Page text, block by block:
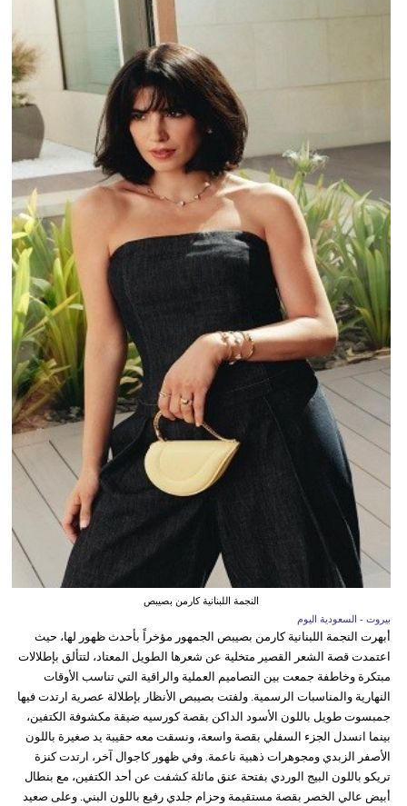
النجمة اللبنانية كارمن بصيبص
بيروت - السعودية اليوم
أبهرت النجمة اللبنانية كارمن بصيبص الجمهور مؤخراً بأحدث ظهور لها، حيث
اعتمدت قصة الشعر القصير متخلية عن شعرها الطويل المعتاد، لتتألق بإطلالات
مبتكرة وخاطفة جمعت بين التصاميم العملية والراقية التي تناسب الأوقات
النهارية والمناسبات الرسمية. ولفتت بصيبص الأنظار بإطلالة عصرية ارتدت فيها
جمبسوت طويل باللون الأسود الداكن بقصة كورسيه ضيقة مكشوفة الكتفين،
بينما انسدل الجزء السفلي بقصة واسعة، ونسقت معه حقيبة يد صغيرة باللون
الأصفر الزبدي ومجوهرات ذهبية ناعمة. وفي ظهور كاجوال آخر، ارتدت كنزة
تريكو باللون البيج الوردي بفتحة عنق مائلة كشفت عن أحد الكتفين، مع بنطال
أبيض عالي الخصر بقصة مستقيمة وحزام جلدي رفيع باللون البني. وعلى صعيد